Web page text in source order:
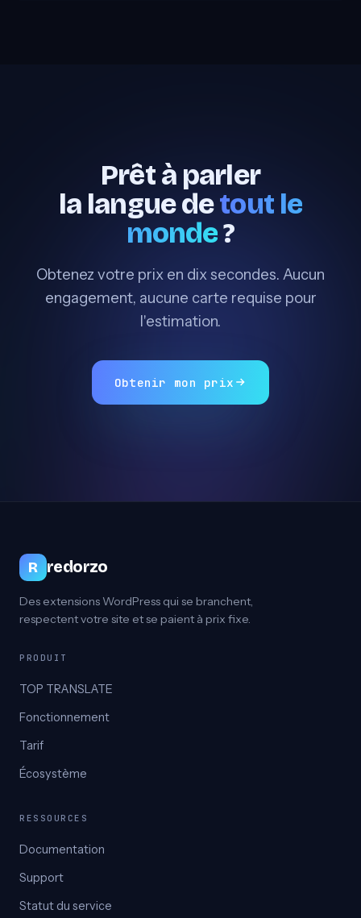
Prêt à parler
la langue detout le
monde?
Obtenez votre prix en dix secondes. Aucun
engagement, aucune carte requise pour
l'estimation.
Obtenir mon prix
R redorzo
Des extensions WordPress qui se branchent,
respectent votre site et se paient à prix fixe.
PRODUIT
TOP TRANSLATE
Fonctionnement
Tarif
Écosystème
RESSOURCES
Documentation
Support
Statut du service